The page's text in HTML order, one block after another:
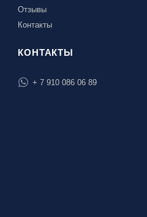
Отзывы
Контакты
КОНТАКТЫ
+ 7 910 086 06 89